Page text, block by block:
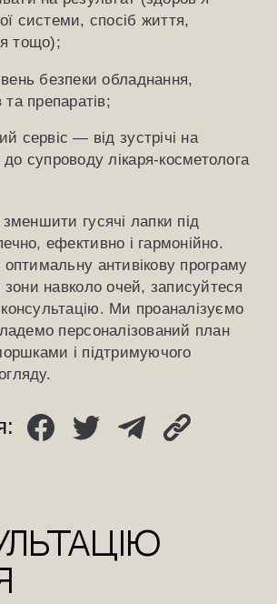
системи, спосіб життя,
тощо);
безпеки обладнання,
та препаратів;
сервіс — від зустрічі на
супроводу лікаря-косметолога
гусячі лапки під
ефективно і гармонійно.
антивікову програму
зони навколо очей, записуйтеся
Ми проаналізуємо
персоналізований план
і підтримуючого